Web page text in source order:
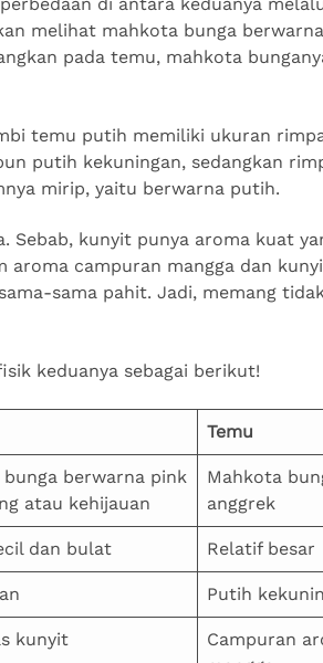
melihat mahkota bunga
pada temu, mahkota
temu putih memiliki ukuran
putih kekuningan, sedangkan
mirip, yaitu berwarna putih.
Sebab, kunyit punya aroma kuat
aroma campuran mangga dan
sama pahit. Jadi, memang
keduanya sebagai berikut!
Temu
berwarna pink
atau kehijauan
Mahkota
anggrek
dan bulat Relatif besar
Putih
kunyit
Campuran